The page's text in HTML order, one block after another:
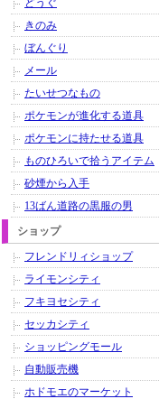
どうぐ
きのみ
ぼんぐり
メール
たいせつなもの
ポケモンが進化する道具
ポケモンに持たせる道具
ものひろいで拾うアイテム
砂煙から入手
13ばん道路の黒服の男
ショップ
フレンドリィショップ
ライモンシティ
フキヨセシティ
セッカシティ
ショッピングモール
自動販売機
ホドモエのマーケット